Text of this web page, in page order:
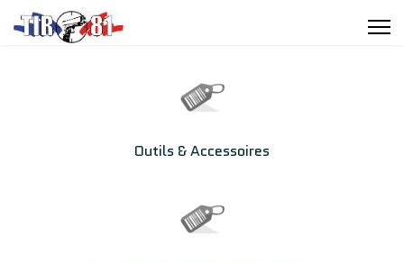
Outils & Accessoires